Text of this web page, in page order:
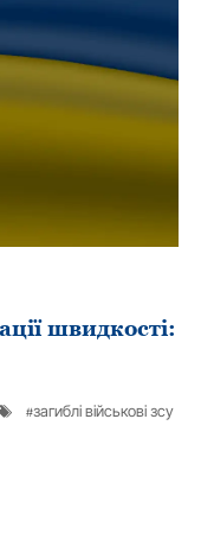
швидкості:
загиблі військові зсу